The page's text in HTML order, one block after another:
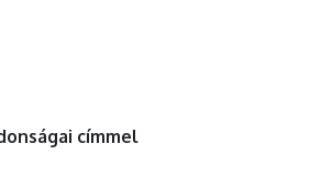
címmel